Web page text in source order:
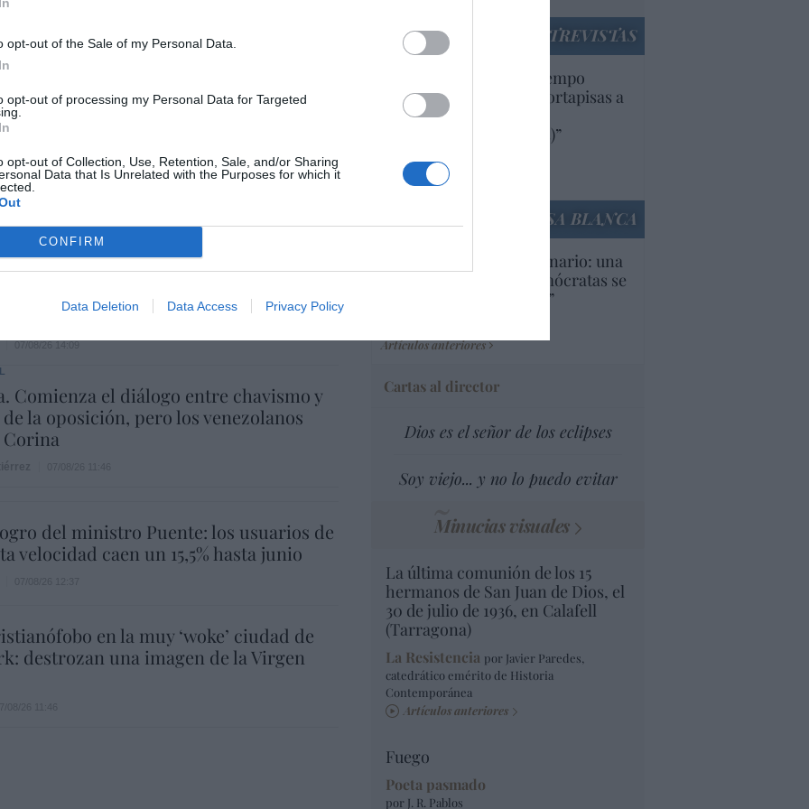
opt-out of the Sale of my Personal Data.
opt-out of processing my Personal Data for Targeted
opt-out of Collection, Use, Retention, Sale, and/or Sharing
Data that Is Unrelated with the Purposes for which it
CONFIRM
Data Deletion Data Access Privacy Policy
se hace con un proyecto IRIS-2 de
de euros
07/08/26 15:07
Discovery’ asume ya 600 millones en
su fusión con Paramount
07/08/26 15:10
británica easyJet pasará a manos del
posible: Apollo... pero no podrá hacerse
total
Comienza el diálogo entre chavismo y
la oposición, pero los venezolanos
del ministro Puente: los usuarios de
velocidad caen un 15,5% hasta junio
en la muy ‘woke’ ciudad de
destrozan una imagen de la Virgen
ENTREVISTAS
“Europa lleva mucho tiempo
poniendo aranceles y cortapisas a
productos y compañías
americanas (y europeas)”
por Ana Sánchez Arjona
Artículos anteriores
LA CASA BLANCA
EEUU. Inquietante escenario: una
tercera parte de los demócratas se
define como “socialista”
Artículos anteriores
Cartas al director
Dios es el señor de los eclipses
Soy viejo... y no lo puedo evitar
Minucias visuales
La última comunión de los 15
hermanos de San Juan de Dios, el
30 de julio de 1936, en Calafell
(Tarragona)
La Resistencia por Javier Paredes,
catedrático emérito de Historia
Contemporánea
Artículos anteriores
Fuego
Poeta pasmado
por J. R. Pablos